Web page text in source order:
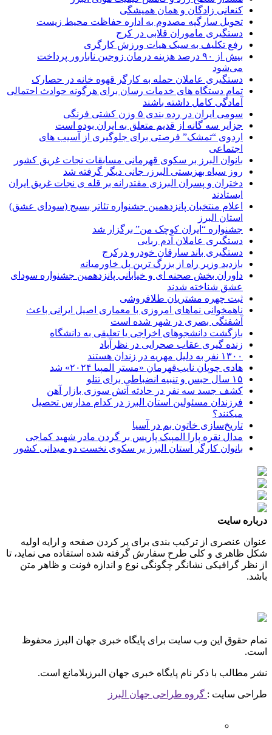
کنعانی زادگان و همان همیشگی
تحویل سارگپه مصدوم به اداره حفاظت محیط زیست
دستگیری ماموران قلابی در کرج
رفع تکلیف به سبک هیات ورزش کارگری
بیش از ۹۰ درصد هزینه درمان زوجین نابارور پرداخت
می‌شود
دستگیری عاملان حمله به کارگر قهوه خانه در حصارک
تمام دستگاه های خدمات رسان برای هرگونه حوادث احتمالی
آمادگی کامل داشته باشند
سومی ایران در رده بندی ۵ وزن کشتی فرنگی
جزایر سه گانه از قدیم متعلق به ایران بوده است
اردوی “تمشک” فرصتی برای جلوگیری از آسیب های
اجتماعی
بانوان البرز بر سکوی قهرمانی مسابقات نجات غریق کشور
روز سیاه بهزیستی البرز، جانی دیگر گرفته شد
دختران و پسران البرزی مقتدرانه بر قله ی نجات غریق ایران
ایستادند
اعلام منتخبان پانزدهمین جشنواره تئاتر بسیج (سودای عشق)
استان البرز
جشنواره “ایران کوچک من” برگزار شد
دستگیری عاملان آدم ربایی
دستگیری باند سارقان خودرو درکرج
بازدید وزیر راه از بزرگ ترین پل خاورمیانه
داوران بخش صحنه ای و خیابانی پانزدهمین جشنواره سودای
عشق شناخته شدند
ثبت چهره مشتریان طلافروشی
ناهمخوانی نماهای امروزی با معماری اصیل ایرانی باعث
آشفتگی بصری در شهر شده است
بازگشت دانشجوهای اخراجی یا تعلیقی به دانشگاه
زنده گیری عقاب صحرایی در نظرآباد
۱۳۰۰ نفر به دلیل مهریه در زندان هستند
هادی چوپان نایب‌قهرمان «مستر المپیا ۲۰۲۴» شد
۱۵ سال حبس و تنبیه انضباطی برای تتلو
کشف جسد سه نفر در حادثه آتش سوزی بازار آهن
فرزندان مسئولین استان البرز در کدام مدارس تحصیل
میکنند؟
‌تاریخ‌سازی خاتون بم در آسیا
مدال نقره پارا المپیک پاریس بر گردن مادر شهید کماجی
بانوان کارگر استان البرز بر سکوی نخست دو میدانی کشور
درباره سایت
عنوان عنصری از ترکیب بندی برای پر کردن صفحه و ارایه اولیه
شکل ظاهری و کلی طرح سفارش گرفته شده استفاده می نماید، تا
از نظر گرافیکی نشانگر چگونگی نوع و اندازه فونت و ظاهر متن
باشد.
تمام حقوق این وب سایت برای پایگاه خبری جهان البرز محفوظ
است.
نشر مطالب با ذکر نام پایگاه خبری جهان البرزبلامانع است.
طراحی سایت : گروه طراحی جهان البرز